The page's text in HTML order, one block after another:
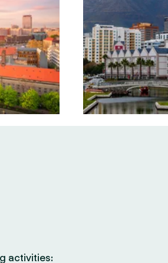
activities: